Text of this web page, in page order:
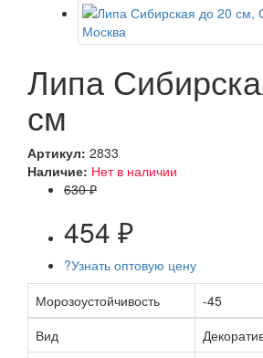
Липа
см
Артикул: 2833
Наличие: Нет в наличии
630 ₽
454 ₽
?Узнать оптовую цену
Морозоустойчивость
-45
Вид